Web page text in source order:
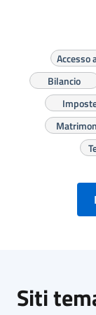
Accesso
Bilancio
Siti